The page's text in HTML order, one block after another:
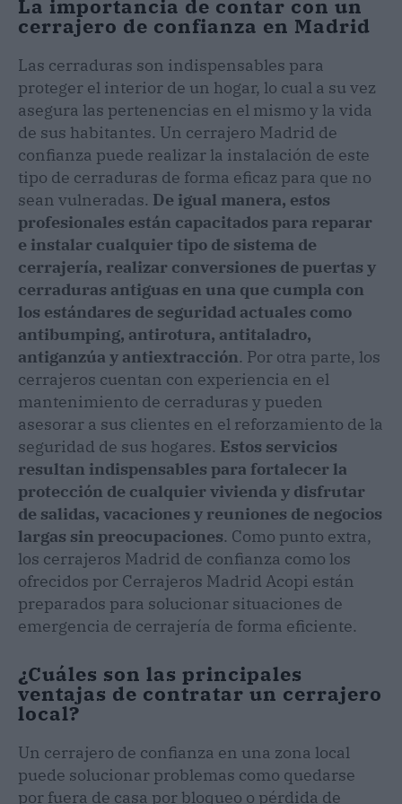
La importancia de contar con un
cerrajero de confianza en Madrid
Las cerraduras son indispensables para
proteger el interior de un hogar, lo cual a su vez
asegura las pertenencias en el mismo y la vida
de sus habitantes. Un cerrajero Madrid de
confianza puede realizar la instalación de este
tipo de cerraduras de forma eficaz para que no
sean vulneradas. De igual manera, estos
profesionales están capacitados para reparar
e instalar cualquier tipo de sistema de
cerrajería, realizar conversiones de puertas y
cerraduras antiguas en una que cumpla con
los estándares de seguridad actuales como
antibumping, antirotura, antitaladro,
antiganzúa y antiextracción. Por otra parte, los
cerrajeros cuentan con experiencia en el
mantenimiento de cerraduras y pueden
asesorar a sus clientes en el reforzamiento de la
seguridad de sus hogares. Estos servicios
resultan indispensables para fortalecer la
protección de cualquier vivienda y disfrutar
de salidas, vacaciones y reuniones de negocios
largas sin preocupaciones. Como punto extra,
los cerrajeros Madrid de confianza como los
ofrecidos por Cerrajeros Madrid Acopi están
preparados para solucionar situaciones de
emergencia de cerrajería de forma eficiente.
¿Cuáles son las principales
ventajas de contratar un cerrajero
local?
Un cerrajero de confianza en una zona local
puede solucionar problemas como quedarse
por fuera de casa por bloqueo o pérdida de